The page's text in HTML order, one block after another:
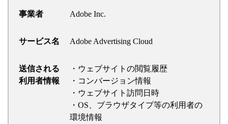
事業者 Adobe Inc.
サービス名 Adobe Advertising Cloud
送信される
利用者情報
・ウェブサイトの閲覧履歴
・コンバージョン情報
・ウェブサイト訪問日時
・OS、ブラウザタイプ等の利用者の
環境情報